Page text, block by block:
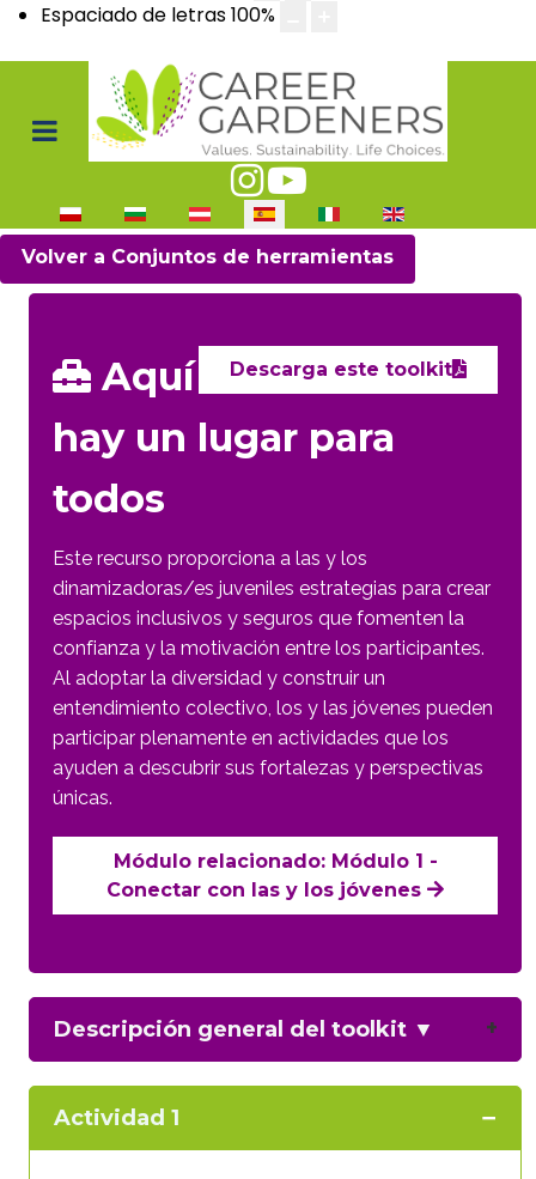
Espaciado de letras100%
Seleccione su idioma
Volver a Conjuntos de herramientas
Descarga este toolkit
Aquí
hay un lugar para
todos
Este recurso proporciona a las y los
dinamizadoras/es juveniles estrategias para crear
espacios inclusivos y seguros que fomenten la
confianza y la motivación entre los participantes.
Al adoptar la diversidad y construir un
entendimiento colectivo, los y las jóvenes pueden
participar plenamente en actividades que los
ayuden a descubrir sus fortalezas y perspectivas
únicas.
Módulo relacionado: Módulo 1 -
Conectar con las y los jóvenes
Descripción general del toolkit ▼
Actividad 1